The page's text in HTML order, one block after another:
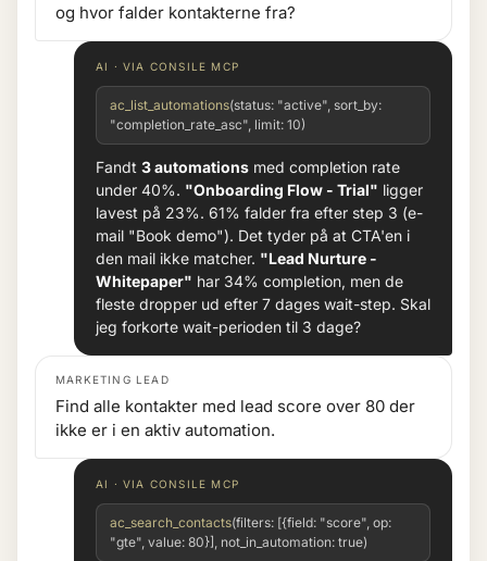
og hvor falder kontakterne fra?
AI · VIA CONSILE MCP
ac_list_automations(status: "active", sort_by:
"completion_rate_asc", limit: 10)
Fandt 3 automations med completion rate
under 40%. "Onboarding Flow - Trial" ligger
lavest på 23%. 61% falder fra efter step 3 (e-
mail "Book demo"). Det tyder på at CTA'en i
den mail ikke matcher. "Lead Nurture -
Whitepaper" har 34% completion, men de
fleste dropper ud efter 7 dages wait-step. Skal
jeg forkorte wait-perioden til 3 dage?
MARKETING LEAD
Find alle kontakter med lead score over 80 der
ikke er i en aktiv automation.
AI · VIA CONSILE MCP
ac_search_contacts(filters: [{field: "score", op:
"gte", value: 80}], not_in_automation: true)